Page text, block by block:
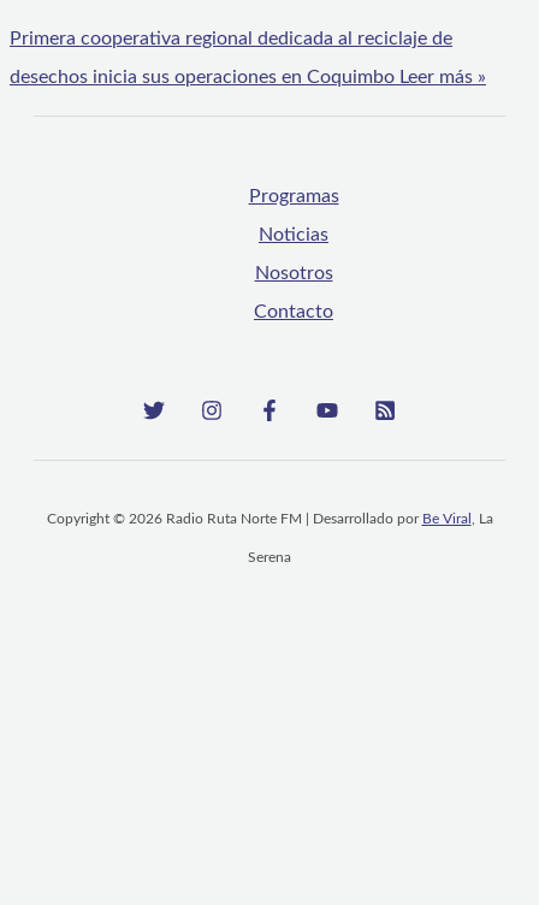
Primera cooperativa regional dedicada al reciclaje de
desechos inicia sus operaciones en Coquimbo Leer más »
Programas
Noticias
Nosotros
Contacto
Copyright © 2026 Radio Ruta Norte FM | Desarrollado por Be Viral , La
Serena